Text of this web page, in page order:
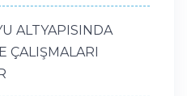
ALTYAPISINDA
ÇALIŞMALARI